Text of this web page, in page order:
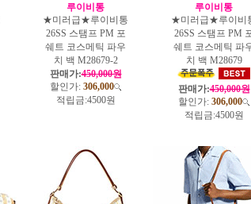
루이비통
★미러급★루이비통
26SS 스탬프 PM 포
쉐트 코스메틱 파우
치 백 M28679-2
판매가:450,000원
할인가: 306,000
적립금:4500원
루이비통
★미러급★루이비
26SS 스탬프 PM
쉐트 코스메틱 파
치 백 M28679
판매가:450,000원
할인가: 306,000
적립금:4500원